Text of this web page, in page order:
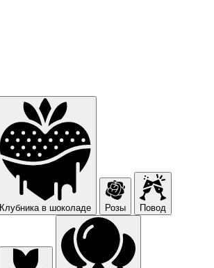
Клубника в шоколаде Розы Повод